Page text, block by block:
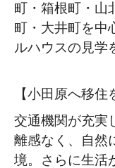
町・箱根町・山
町・大井町を中
ルハウスの見学
【小田原へ移住
交通機関が充実
離感なく、自然
境。さらに生活